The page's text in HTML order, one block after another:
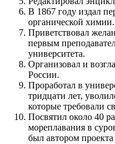
В 1867 году издал
органической химии.
Приветствовал
первым
университета.
Организовал и
России.
Проработал в
тридцати лет,
которые требовали
Посвятил около 40
мореплавания в
был автором